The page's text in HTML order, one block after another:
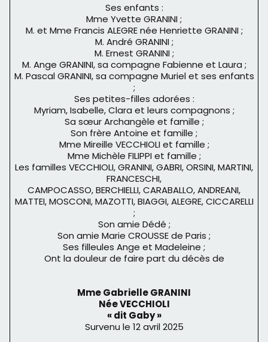
Ses enfants :
Mme Yvette GRANINI ;
M. et Mme Francis ALEGRE née Henriette GRANINI ;
M. André GRANINI ;
M. Ernest GRANINI ;
M. Ange GRANINI, sa compagne Fabienne et Laura ;
M. Pascal GRANINI, sa compagne Muriel et ses enfants
;
Ses petites-filles adorées :
Myriam, Isabelle, Clara et leurs compagnons ;
Sa sœur Archangèle et famille ;
Son frère Antoine et famille ;
Mme Mireille VECCHIOLI et famille ;
Mme Michèle FILIPPI et famille ;
Les familles VECCHIOLI, GRANINI, GABRI, ORSINI, MARTINI,
FRANCESCHI,
CAMPOCASSO, BERCHIELLI, CARABALLO, ANDREANI,
MATTEI, MOSCONI, MAZOTTI, BIAGGI, ALEGRE, CICCARELLI
;
Son amie Dédé ;
Son amie Marie CROUSSE de Paris ;
Ses filleules Ange et Madeleine ;
Ont la douleur de faire part du décès de
Mme Gabrielle GRANINI
Née VECCHIOLI
« dit Gaby »
Survenu le 12 avril 2025